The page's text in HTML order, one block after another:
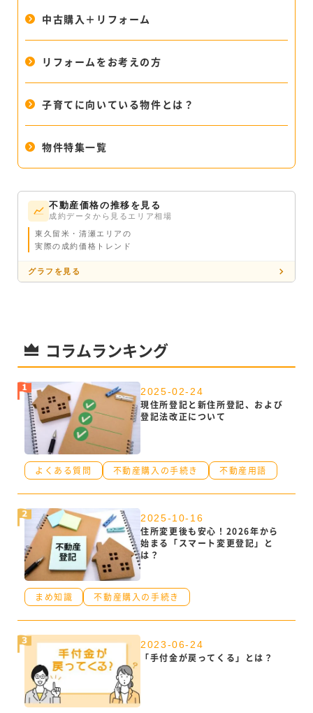
中古購入＋リフォーム
リフォームをお考えの方
子育てに向いている物件とは？
物件特集一覧
不動産価格の推移を見る
成約データから見るエリア相場
東久留米・清瀬エリアの
実際の成約価格トレンド
グラフを見る
コラムランキング
2025-02-24
現住所登記と新住所登記、および
登記法改正について
よくある質問 不動産購入の手続き 不動産用語
2025-10-16
住所変更後も安心！2026年から
始まる「スマート変更登記」と
は？
まめ知識 不動産購入の手続き
2023-06-24
「手付金が戻ってくる」とは？